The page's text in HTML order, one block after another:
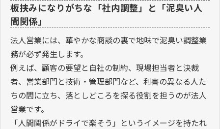
板挟みになりがちな「社内調整」と「泥臭い人
間関係」
法人営業には、華やかな商談の裏で地味で泥臭い調整業
務が必ず発生します。
例えば、顧客の要望と自社の制約、現場担当者と決裁
者、営業部門と技術・管理部門など、利害の異なる人た
ちの間に立ち、落としどころを探る役割を担うのが法人
営業です。
「人間関係がドライで楽そう」というイメージを持たれ